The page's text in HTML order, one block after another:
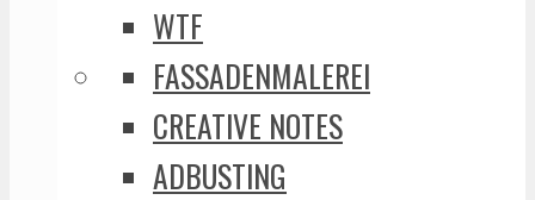
WTF
FASSADENMALEREI
CREATIVE NOTES
ADBUSTING